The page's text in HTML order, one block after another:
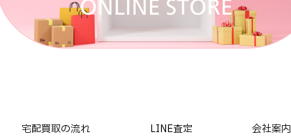
宅配買取の流れ LINE査定 会社案内